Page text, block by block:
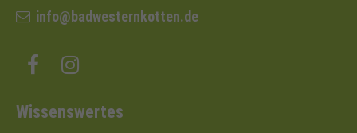
info@badwesternkotten.de
Wissenswertes